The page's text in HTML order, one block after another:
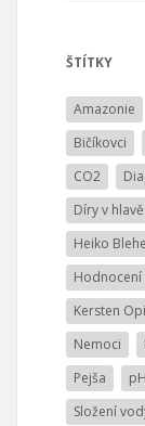
ŠTÍTKY
Amazonie
Bičíkovci
CO2
Díry v hlavě
Heiko
Kersten
Nemoci
Pejša
pH
Složení